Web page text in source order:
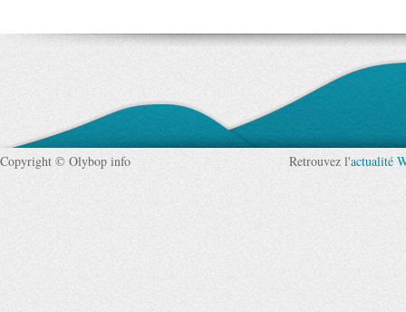
Copyright © Olybop info Retrouvez l'actualité